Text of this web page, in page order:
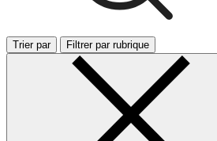
Trier par Filtrer par rubrique